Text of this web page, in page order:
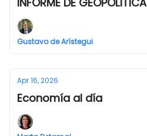
Gustavo de Arístegui
Apr 16, 2026
Economía al día